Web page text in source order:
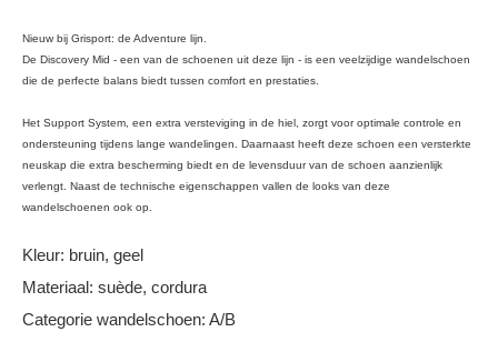
Nieuw bij Grisport: de Adventure lijn.
De Discovery Mid - een van de schoenen uit deze lijn - is een veelzijdige wandelschoen
die de perfecte balans biedt tussen comfort en prestaties.
Het Support System, een extra versteviging in de hiel, zorgt voor optimale controle en
ondersteuning tijdens lange wandelingen. Daarnaast heeft deze schoen een versterkte
neuskap die extra bescherming biedt en de levensduur van de schoen aanzienlijk
verlengt. Naast de technische eigenschappen vallen de looks van deze
wandelschoenen ook op.
Kleur: bruin, geel
Materiaal: suède, cordura
Categorie wandelschoen: A/B